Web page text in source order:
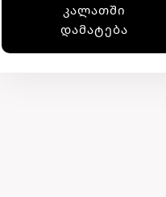
189,00 ₾.149,00 ₾.
ᲙᲐᲚᲐᲗᲨᲘ
ᲓᲐᲛᲐᲢᲔᲑᲐ